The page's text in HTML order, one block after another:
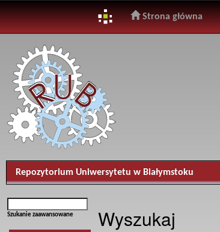
navigation
Strona główna
Repozytorium Uniwersytetu w Białymstoku
Szukanie zaawansowane Wyszukaj